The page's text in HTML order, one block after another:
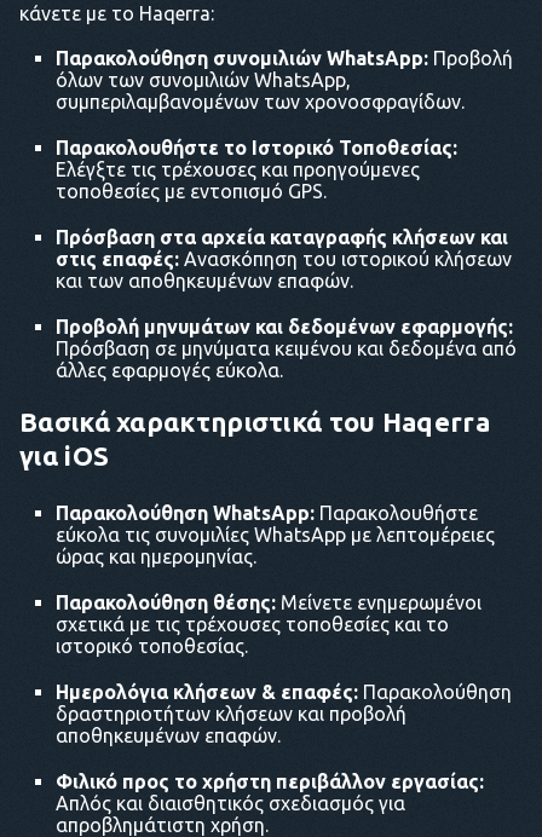
κάνετε με το Haqerra:
Παρακολούθηση συνομιλιών WhatsApp: Προβολή
όλων των συνομιλιών WhatsApp,
συμπεριλαμβανομένων των χρονοσφραγίδων.
Παρακολουθήστε το Ιστορικό Τοποθεσίας:
Ελέγξτε τις τρέχουσες και προηγούμενες
τοποθεσίες με εντοπισμό GPS.
Πρόσβαση στα αρχεία καταγραφής κλήσεων και
στις επαφές: Ανασκόπηση του ιστορικού κλήσεων
και των αποθηκευμένων επαφών.
Προβολή μηνυμάτων και δεδομένων εφαρμογής:
Πρόσβαση σε μηνύματα κειμένου και δεδομένα από
άλλες εφαρμογές εύκολα.
Βασικά χαρακτηριστικά του Haqerra
για iOS
Παρακολούθηση WhatsApp: Παρακολουθήστε
εύκολα τις συνομιλίες WhatsApp με λεπτομέρειες
ώρας και ημερομηνίας.
Παρακολούθηση θέσης: Μείνετε ενημερωμένοι
σχετικά με τις τρέχουσες τοποθεσίες και το
ιστορικό τοποθεσίας.
Ημερολόγια κλήσεων & επαφές: Παρακολούθηση
δραστηριοτήτων κλήσεων και προβολή
αποθηκευμένων επαφών.
Φιλικό προς το χρήστη περιβάλλον εργασίας:
Απλός και διαισθητικός σχεδιασμός για
απροβλημάτιστη χρήση.